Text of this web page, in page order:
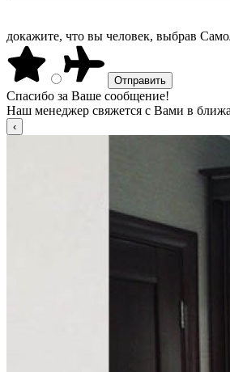
докажите, что вы человек, выбрав
Спасибо за Ваше сообщение!
Наш менеджер свяжется с Вами в